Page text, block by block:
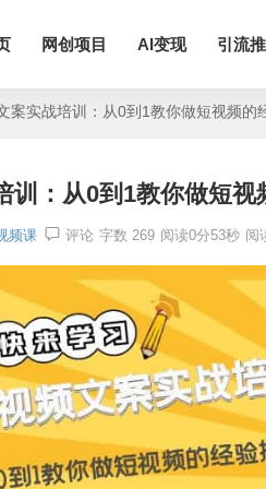
网创项目 AI变现 引流
案实战培训：从0到1教你做短视频的
训：从0到1教你做短视
频课 评论 字数 269 阅读0分53秒 阅